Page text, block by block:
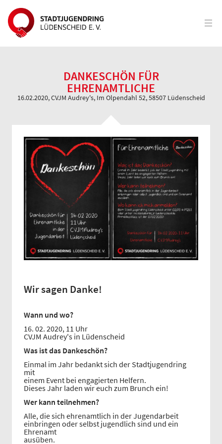
DANKESCHÖN FÜR
EHRENAMTLICHE
16.02.2020, CVJM Audrey's, Im Olpendahl 52, 58507 Lüdenscheid
Wir sagen Danke!
Wann und wo?
16. 02. 2020, 11 Uhr
CVJM Audrey's in Lüdenscheid
Was ist das Dankeschön?
Einmal im Jahr bedankt sich der Stadtjugendring
mit
einem Event bei engagierten Helfern.
Dieses Jahr laden wir euch zum Brunch ein!
Wer kann teilnehmen?
Alle, die sich ehrenamtlich in der Jugendarbeit
einbringen oder selbst jugendlich sind und ein
Ehrenamt
ausüben.